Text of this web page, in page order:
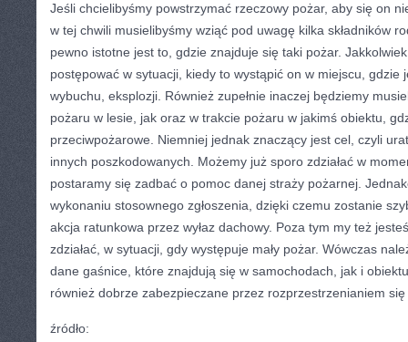
Jeśli chcielibyśmy powstrzymać rzeczowy pożar, aby się on
w tej chwili musielibyśmy wziąć pod uwagę kilka składników
pewno istotne jest to, gdzie znajduje się taki pożar.
postępować w sytuacji, kiedy to wystąpić on w miejscu, gdzie
wybuchu, eksplozji. Również zupełnie inaczej będziemy
pożaru w lesie, jak oraz w trakcie pożaru w jakimś obiektu,
przeciwpożarowe. Niemniej jednak znaczący jest cel, czyli
innych poszkodowanych. Możemy już sporo zdziałać w
postaramy się zadbać o pomoc danej straży pożarnej.
wykonaniu stosownego zgłoszenia, dzięki czemu zostanie
akcja ratunkowa przez wyłaz dachowy. Poza tym my też
zdziałać, w sytuacji, gdy występuje mały pożar. Wówczas
dane gaśnice, które znajdują się w samochodach, jak i
również dobrze zabezpieczane przez rozprzestrzenianiem
źródło: